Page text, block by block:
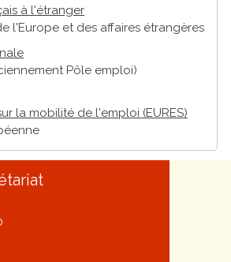
à l'étranger
l'Europe et des affaires étrangères
Pôle emploi)
la mobilité de l'emploi (EURES)